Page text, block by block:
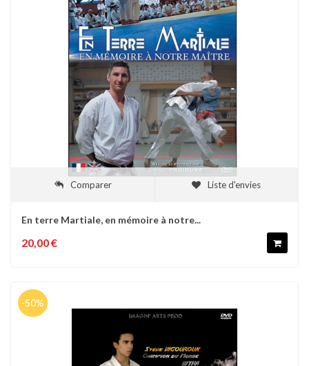
Comparer Liste d'envies
En terre Martiale, en mémoire à notre...
20,00 €
-50%